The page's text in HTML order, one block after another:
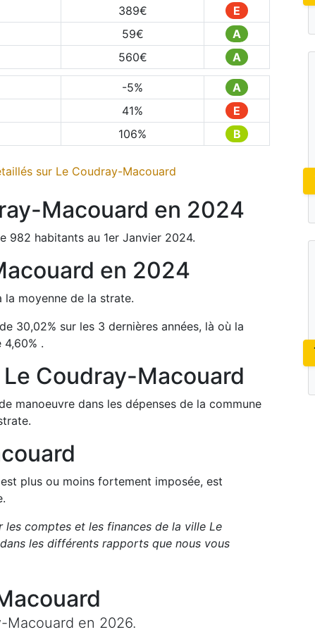
389€
E
59€
A
560€ A
-5%
A
41%
E
106% B
sur Le Coudray-Macouard
Macouard en 2024
982 habitants au 1er Janvier 2024.
en 2024
la moyenne de la strate.
30,02% sur les 3 dernières années, là où la
4,60% .
Le Coudray-Macouard
manoeuvre dans les dépenses de la commune
plus ou moins fortement imposée, est
comptes et les finances de la ville Le
les différents rapports que nous vous
Macouard en 2026.